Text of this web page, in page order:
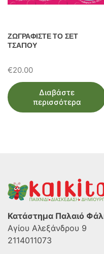
ΖΩΓΡΑΦΙΣΤΕ ΤΟ ΣΕΤ
ΤΣΑΓΙΟΥ
€20.00
Διαβάστε
περισσότερα
Κατάστημα Παλαιό
Αγίου Αλεξάνδρου 9
2114011073